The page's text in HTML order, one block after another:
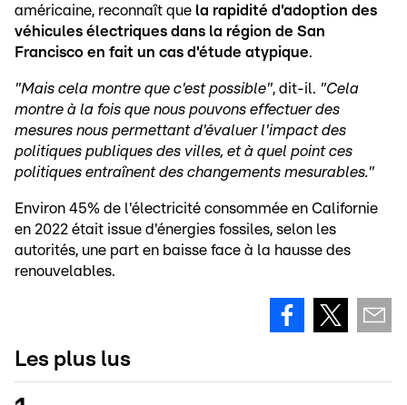
américaine, reconnaît que la rapidité d'adoption des
véhicules électriques dans la région de San
Francisco en fait un cas d'étude atypique.
"Mais cela montre que c'est possible", dit-il. "Cela
montre à la fois que nous pouvons effectuer des
mesures nous permettant d'évaluer l'impact des
politiques publiques des villes, et à quel point ces
politiques entraînent des changements mesurables."
Environ 45% de l'électricité consommée en Californie
en 2022 était issue d'énergies fossiles, selon les
autorités, une part en baisse face à la hausse des
renouvelables.
Les plus lus